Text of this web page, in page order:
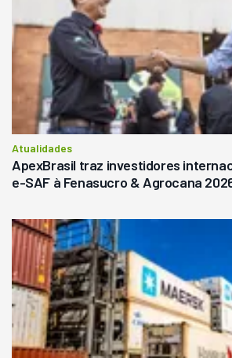
Atualidades
ApexBrasil traz investidores
e-SAF à Fenasucro & Agrocana